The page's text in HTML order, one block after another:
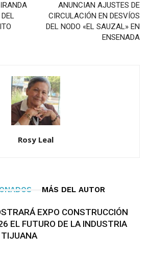
ANUNCIAN AJUSTES DE
CIRCULACIÓN EN DESVÍOS
DEL NODO «EL SAUZAL» EN
ENSENADA
Rosy Leal
MÁS DEL AUTOR
EXPO CONSTRUCCIÓN
EL FUTURO DE LA INDUSTRIA
TIJUANA